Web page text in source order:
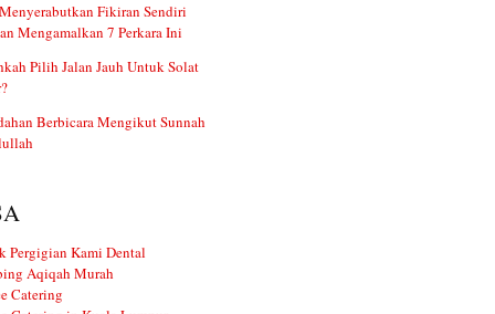
Fikiran Sendiri
Mengamalkan 7 Perkara Ini
Pilih Jalan Jauh Untuk Solat
Berbicara Mengikut Sunnah
Pergigian Kami Dental
Aqiqah Murah
Catering